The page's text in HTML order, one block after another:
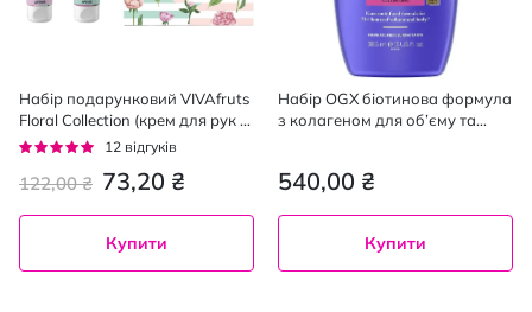
Набір подарунковий VIVAfruts
Floral Collection (крем для рук 2
шт. х 60 мл)
Рейтинг:
12 відгуків
73,20 ₴
122,00 ₴
Купити
Набір OGX біотинова формула
з колагеном для об’єму та
540,00 ₴
Купити